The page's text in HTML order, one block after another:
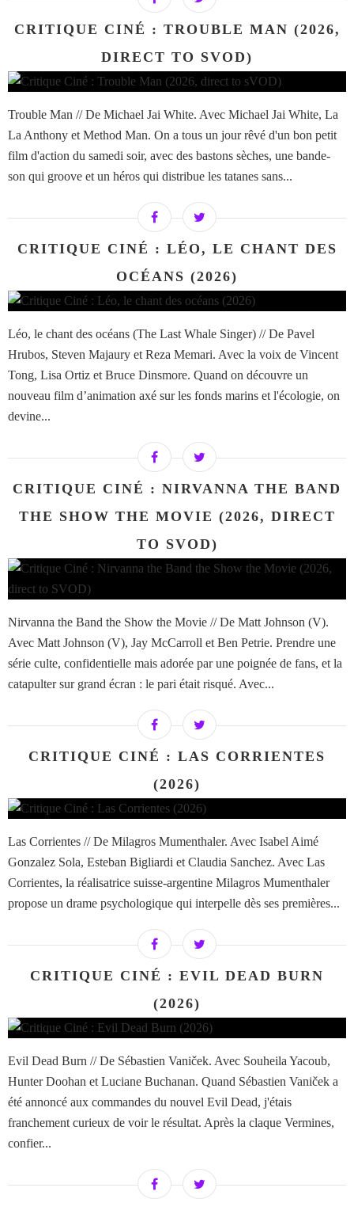
CRITIQUE CINÉ : TROUBLE MAN (2026,
DIRECT TO SVOD)
Trouble Man // De Michael Jai White. Avec Michael Jai White, La
La Anthony et Method Man. On a tous un jour rêvé d'un bon petit
film d'action du samedi soir, avec des bastons sèches, une bande-
son qui groove et un héros qui distribue les tatanes sans...
CRITIQUE CINÉ : LÉO, LE CHANT DES
OCÉANS (2026)
Léo, le chant des océans (The Last Whale Singer) // De Pavel
Hrubos, Steven Majaury et Reza Memari. Avec la voix de Vincent
Tong, Lisa Ortiz et Bruce Dinsmore. Quand on découvre un
nouveau film d’animation axé sur les fonds marins et l'écologie, on
devine...
CRITIQUE CINÉ : NIRVANNA THE BAND
THE SHOW THE MOVIE (2026, DIRECT
TO SVOD)
Nirvanna the Band the Show the Movie // De Matt Johnson (V).
Avec Matt Johnson (V), Jay McCarroll et Ben Petrie. Prendre une
série culte, confidentielle mais adorée par une poignée de fans, et la
catapulter sur grand écran : le pari était risqué. Avec...
CRITIQUE CINÉ : LAS CORRIENTES
(2026)
Las Corrientes // De Milagros Mumenthaler. Avec Isabel Aimé
Gonzalez Sola, Esteban Bigliardi et Claudia Sanchez. Avec Las
Corrientes, la réalisatrice suisse-argentine Milagros Mumenthaler
propose un drame psychologique qui interpelle dès ses premières...
CRITIQUE CINÉ : EVIL DEAD BURN
(2026)
Evil Dead Burn // De Sébastien Vaniček. Avec Souheila Yacoub,
Hunter Doohan et Luciane Buchanan. Quand Sébastien Vaniček a
été annoncé aux commandes du nouvel Evil Dead, j'étais
franchement curieux de voir le résultat. Après la claque Vermines,
confier...